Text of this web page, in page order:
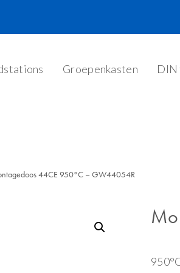
Groepenkasten DIN
44CE 950°C – GW44054R